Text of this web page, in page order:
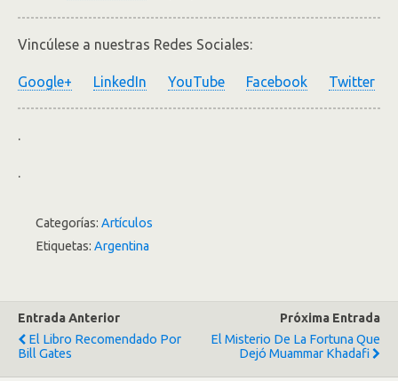
Vincúlese a nuestras Redes Sociales:
Google+ LinkedIn YouTube Facebook Twitter
.
.
Categorías: Artículos
Etiquetas: Argentina
Entrada Anterior
El Libro Recomendado Por
Bill Gates
Próxima Entrada
El Misterio De La Fortuna Que
Dejó Muammar Khadafi